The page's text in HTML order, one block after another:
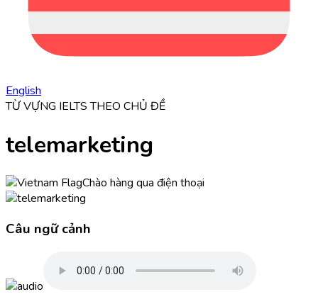
English
TỪ VỰNG IELTS THEO CHỦ ĐỀ
telemarketing
Chào hàng qua điện thoại
Câu ngữ cảnh